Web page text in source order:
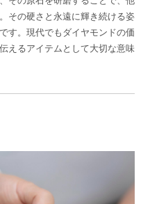
その硬さと永遠に輝き続ける姿
す。現代でもダイヤモンドの価
えるアイテムとして大切な意味